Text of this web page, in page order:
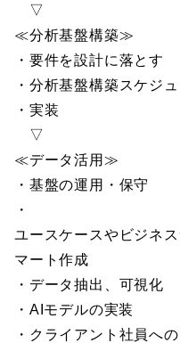
▽
≪分析基盤構築≫
・要件を設計に落とす
・分析基盤構築スケジ
・実装
▽
≪データ活用≫
・基盤の運用・保守
・
ユースケースやビジネ
マート作成
・データ抽出、可視化
・AIモデルの実装
・クライアント社員へ